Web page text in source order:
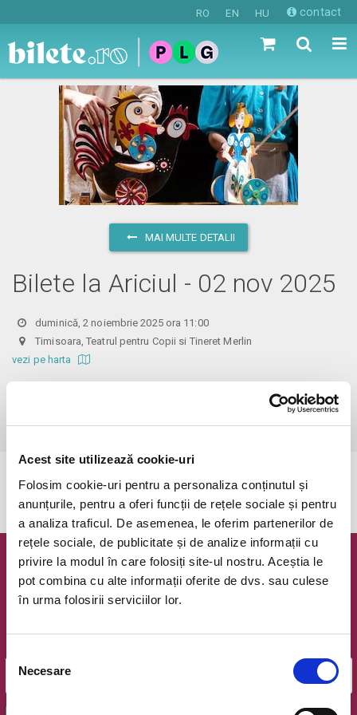
Acest site utilizează cookie-uri
Folosim cookie-uri pentru a personaliza conținutul și
anunțurile, pentru a oferi funcții de rețele sociale și pentru
a analiza traficul. De asemenea, le oferim partenerilor de
rețele sociale, de publicitate și de analize informații cu
privire la modul în care folosiți site-ul nostru. Aceștia le
pot combina cu alte informații oferite de dvs. sau culese
în urma folosirii serviciilor lor.
consimțământului
Necesare
RO EN HU contact
MAI MULTE DETALII
Bilete la Ariciul - 02 nov 2025
duminică, 2 noiembrie 2025 ora 11:00
Timisoara, Teatrul pentru Copii si Tineret Merlin
vezi pe harta
Atentie! Biletele comandate si neachitate vor expira in 1 zi!
Copiii peste 2 ani platesc bilet! Biletul de adulti costa 30 RON!
Evenimentul a expirat.
Newsletter @ Bilete.ro
Oferte exclusive si o editie saptamanala cu cele mai noi